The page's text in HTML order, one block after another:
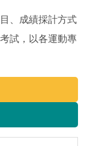
、成績採計方式
試，以各運動專